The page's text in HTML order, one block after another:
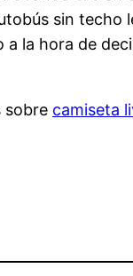
sin
la hora de
sobre camiseta